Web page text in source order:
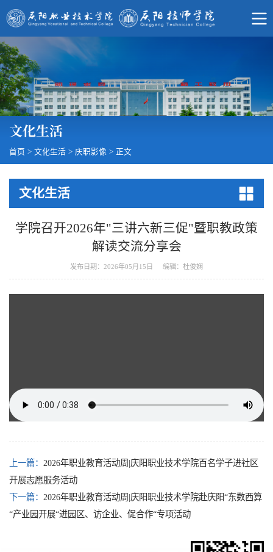
文化生活
首页 > 文化生活 > 庆职影像 > 正文
文化生活
学院召开2026年"三讲六新三促"暨职教政策
解读交流分享会
发布日期：2026年05月15日 编辑：杜俊娴
上一篇： 2026年职业教育活动周|庆阳职业技术学院百名学子进社区
开展志愿服务活动
下一篇： 2026年职业教育活动周|庆阳职业技术学院赴庆阳“东数西算
“产业园开展“进园区、访企业、促合作“专项活动